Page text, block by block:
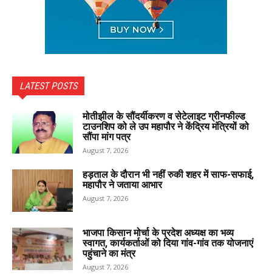
LATEST POSTS
मोतीझील के सौंदर्यीकरण व सेटेलाइट ग्रीनफील्ड
टाउनशिप को ले उप महापौर ने केंद्रिय मंत्रियों को
सौंपा मांग पत्र
August 7, 2026
हड़ताल के दौरान भी नहीं रुकी शहर में साफ-सफाई,
महापौर ने जताया आभार
August 7, 2026
भाजपा किसान मोर्चा के प्रदेश अध्यक्ष का भव्य
स्वागत, कार्यकर्ताओं को दिया गांव-गांव तक योजनाएं
पहुंचाने का मंत्र
August 7, 2026